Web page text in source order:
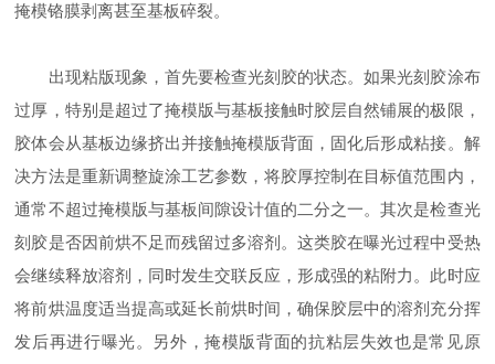
掩模铬膜剥离甚至基板碎裂。
出现粘版现象，首先要检查光刻胶的状态。如果光刻胶涂布
过厚，特别是超过了掩模版与基板接触时胶层自然铺展的极限，
胶体会从基板边缘挤出并接触掩模版背面，固化后形成粘接。解
决方法是重新调整旋涂工艺参数，将胶厚控制在目标值范围内，
通常不超过掩模版与基板间隙设计值的二分之一。其次是检查光
刻胶是否因前烘不足而残留过多溶剂。这类胶在曝光过程中受热
会继续释放溶剂，同时发生交联反应，形成强的粘附力。此时应
将前烘温度适当提高或延长前烘时间，确保胶层中的溶剂充分挥
发后再进行曝光。另外，掩模版背面的抗粘层失效也是常见原